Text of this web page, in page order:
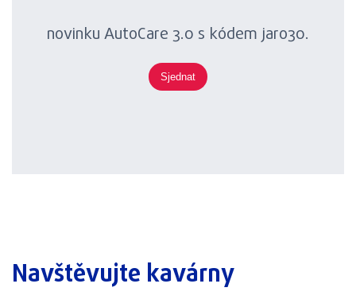
novinku AutoCare 3.0 s kódem jaro30.
Sjednat
Navštěvujte kavárny